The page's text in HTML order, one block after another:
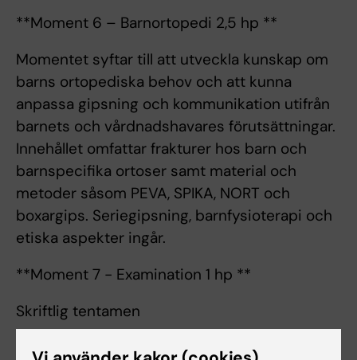
**Moment 6 – Barnortopedi 2,5 hp **
Momentet syftar till att utveckla kunskap om
barns ortopediska behov och att kunna
anpassa gipsning och kommunikation utifrån
barnets och vårdnadshavares förutsättningar.
Innehållet omfattar frakturer hos barn och
barnspecifika ortoser samt material och
metoder såsom PEVA, SPIKA, NORT och
boxargips. Seriegipsning, barnfysioterapi och
etiska aspekter ingår.
**Moment 7 - Examination 1 hp **
Skriftlig tentamen
OSCE (praktiskt stationsbaserat prov av